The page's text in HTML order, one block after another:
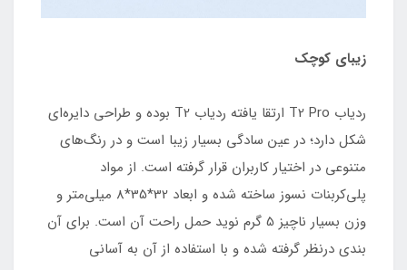
زیبای کوچک
ردیاب T2 Pro ارتقا یافته ردیاب T2 بوده و طراحی دایره‌ای
شکل دارد؛ در عین سادگی بسیار زیبا است و در رنگ‌های
متنوعی در اختیار کاربران قرار گرفته است. از مواد
پلی‌کربنات نسوز ساخته شده و ابعاد 32*35*8 میلی‌متر و
وزن بسیار ناچیز 5 گرم نوید حمل راحت آن است. برای آن
بندی درنظر گرفته شده و با استفاده از آن به آسانی